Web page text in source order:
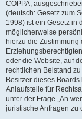
COPPA,
(deutsch: Gesetz zum
1998) ist ein Gesetz in
möglicherweise
hierzu die
oder die Website, auf
rechtlichen Beistand
Besitzer dieses
Anlaufstelle für
unter der Frage „An
juristische Anfragen zu